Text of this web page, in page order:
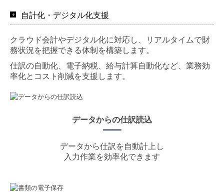
自計化・デジタル化支援
クラウド会計やデジタル化に対応し、リアルタイムで財
務状況を把握できる体制を構築します。
仕訳の自動化、電子納税、給与計算自動化など、業務効
率化とコスト削減を支援します。
データからの仕訳読込
━━
データから仕訳を自動計上し
入力作業を効率化できます